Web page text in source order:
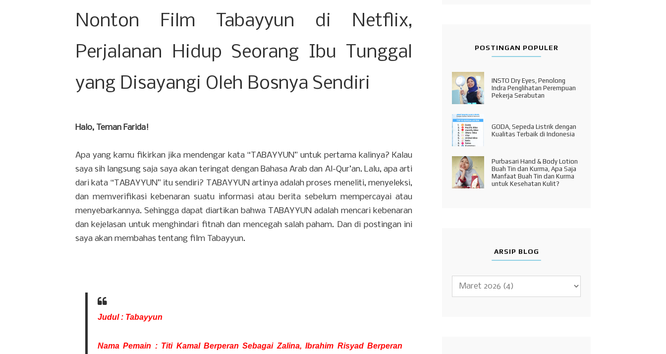
Nonton Film Tabayyun di Netflix,
Perjalanan Hidup Seorang Ibu Tunggal
yang Disayangi Oleh Bosnya Sendiri
Halo, Teman Farida!
Apa yang kamu fikirkan jika mendengar kata “TABAYYUN” untuk pertama kalinya? Kalau
saya sih langsung saja saya akan teringat dengan Bahasa Arab dan Al-Qur’an. Lalu, apa arti
dari kata “TABAYYUN” itu sendiri? TABAYYUN artinya adalah proses meneliti, menyeleksi,
dan memverifikasi kebenaran suatu informasi atau berita sebelum mempercayai atau
menyebarkannya. Sehingga dapat diartikan bahwa TABAYYUN adalah mencari kebenaran
dan kejelasan untuk menghindari fitnah dan mencegah salah paham. Dan di postingan ini
saya akan membahas tentang film Tabayyun.
Judul : Tabayyun
Nama Pemain : Titi Kamal Berperan Sebagai Zalina, Ibrahim Risyad Berperan
POSTINGAN POPULER
INSTO Dry Eyes, Penolong
Indra Penglihatan Perempuan
Pekerja Serabutan
GODA, Sepeda Listrik dengan
Kualitas Terbaik di Indonesia
Purbasari Hand & Body Lotion
Buah Tin dan Kurma, Apa Saja
Manfaat Buah Tin dan Kurma
untuk Kesehatan Kulit?
ARSIP BLOG